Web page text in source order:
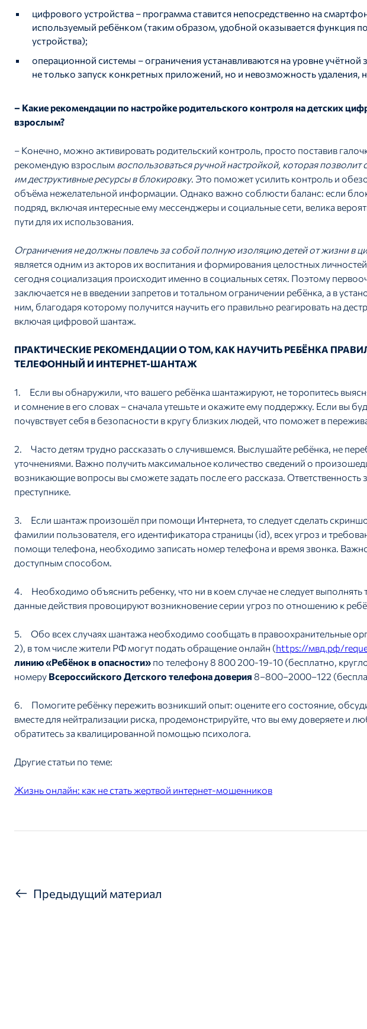
цифрового устройства – программа ставится непосредственно на
используемый ребёнком (таким образом, удобной оказывается функция
устройства);
операционной системы – ограничения устанавливаются на уровне
не только запуск конкретных приложений, но и невозможность удаления,
– Какие рекомендации по настройке родительского контроля на детских
взрослым?
– Конечно, можно активировать родительский контроль, просто поставив
рекомендую взрослым воспользоваться ручной настройкой, которая позволит
им деструктивные ресурсы в блокировку. Это поможет усилить контроль и
объёма нежелательной информации. Однако важно соблюсти баланс: если
подряд, включая интересные ему мессенджеры и социальные сети, велика
пути для их использования.
Ограничения не должны повлечь за собой полную изоляцию детей от жизни в
является одним из акторов их воспитания и формирования целостных
сегодня социализация происходит именно в социальных сетях. Поэтому
заключается не в введении запретов и тотальном ограничении ребёнка, а в
ним, благодаря которому получится научить его правильно реагировать на
включая цифровой шантаж.
ПРАКТИЧЕСКИЕ РЕКОМЕНДАЦИИ О ТОМ, КАК НАУЧИТЬ РЕБЁНКА
ТЕЛЕФОННЫЙ И ИНТЕРНЕТ-ШАНТАЖ
1. Если вы обнаружили, что вашего ребёнка шантажируют, не торопитесь
и сомнение в его словах – сначала утешьте и окажите ему поддержку. Если вы
почувствует себя в безопасности в кругу близких людей, что поможет в
2. Часто детям трудно рассказать о случившемся. Выслушайте ребёнка, не
уточнениями. Важно получить максимальное количество сведений о
возникающие вопросы вы сможете задать после его рассказа. Ответственность
преступнике.
3. Если шантаж произошёл при помощи Интернета, то следует сделать
фамилии пользователя, его идентификатора страницы (id), всех угроз и
помощи телефона, необходимо записать номер телефона и время звонка.
доступным способом.
4. Необходимо объяснить ребенку, что ни в коем случае не следует выполнять
данные действия провоцируют возникновение серии угроз по отношению к
5. Обо всех случаях шантажа необходимо сообщать в правоохранительные
2), в том числе жители РФ могут подать обращение онлайн (https://мвд.рф/
линию «Ребёнок в опасности» по телефону 8 800 200-19-10 (бесплатно,
номеру Всероссийского Детского телефона доверия 8–800–2000–122
6. Помогите ребёнку пережить возникший опыт: оцените его состояние,
вместе для нейтрализации риска, продемонстрируйте, что вы ему доверяете и
обратитесь за квалицированной помощью психолога.
Другие статьи по теме:
Жизнь онлайн: как не стать жертвой интернет-мошенников
Предыдущий материал